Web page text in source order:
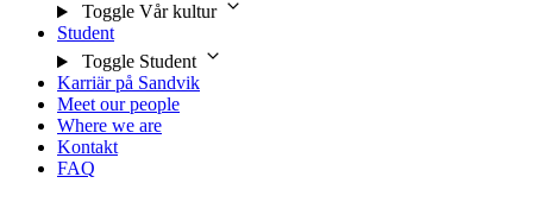
Toggle Vår kultur
Student
Toggle Student
Karriär på Sandvik
Meet our people
Where we are
Kontakt
FAQ